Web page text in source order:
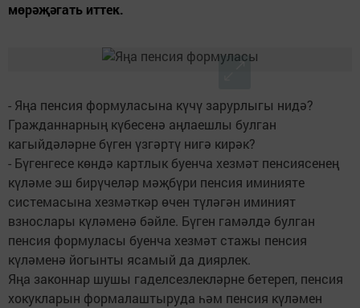
мөрәҗәгать иттек.
- Яңа пенсия формуласына күчү зарурлыгы нидә?
Гражданнарның күбесенә аңлаешлы булган
кагыйдәләрне бүген үзгәртү нигә кирәк?
- Бүгенгесе көндә картлык буенча хезмәт пенсиясенең
күләме эш бирүчеләр мәҗбүри пенсия иминияте
системасына хезмәткәр өчен түләгән иминият
взнослары күләменә бәйле. Бүген гамәлдә булган
пенсия формуласы буенча хезмәт стажы пенсия
күләменә йогынты ясамый да диярлек.
Яңа законнар шушы гаделсезлекләрне бетереп, пенсия
хокукларын формалаштыруда һәм пенсия күләмен